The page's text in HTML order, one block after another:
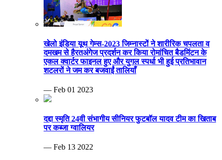
खेलो इंडिया यूथ गेम्स-2023 जिम्नास्टों ने शारीरिक चपलता व
दमखम से हैरतअंगेज प्रदर्शन कर किया रोमांचित बैडमिंटन के
एकल क्वार्टर फाइनल हुए और युगल स्पर्धा भी हुई प्रतिभावान
शटलरों ने जम कर बजवाईं तालियाँ
— Feb 01 2023
दद्दा स्मृति 24वी संभागीय सीनियर फुटबॉल यादव टीम का खिताब
पर कब्जा ग्वालियर
— Feb 13 2022